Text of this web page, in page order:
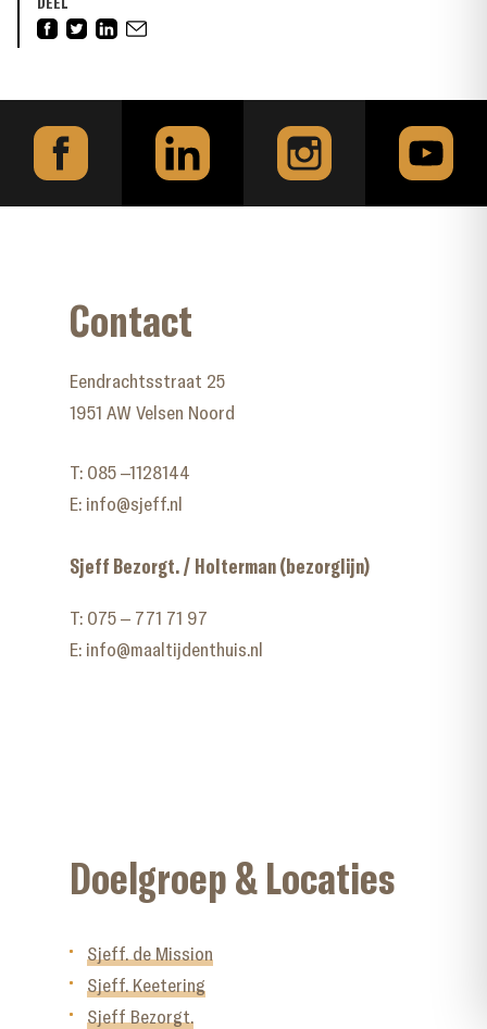
Contact
Eendrachtsstraat 25
1951 AW Velsen Noord
T: 085 –1128144
E: info@sjeff.nl
Sjeff Bezorgt. / Holterman (bezorglijn)
T: 075 – 771 71 97
E: info@maaltijdenthuis.nl
Doelgroep & Locaties
Sjeff. de Mission
Sjeff. Keetering
Sjeff Bezorgt.